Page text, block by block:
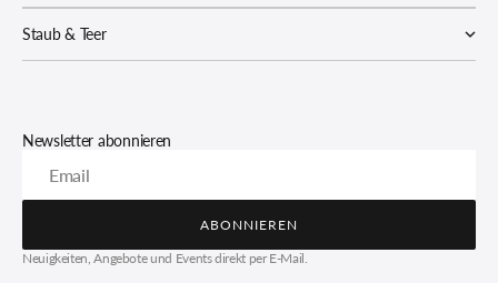
Staub & Teer
Newsletter abonnieren
Email
ABONNIEREN
ABONNIEREN
Neuigkeiten, Angebote und Events direkt per E-Mail.